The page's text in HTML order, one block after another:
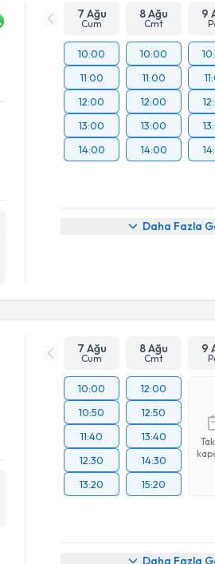
7 Ağu
Cum
8 Ağu
Cmt
9
10:00
11:00
12:00
13:00
14:00
10:00
11:00
12:00
13:00
14:00
Daha Fazla
7 Ağu
Cum
8 Ağu
Cmt
9
10:00
10:50
11:40
12:30
13:20
12:00
12:50
13:40
14:30
15:20
Daha Fazla
Randevu Takvimi Talebi